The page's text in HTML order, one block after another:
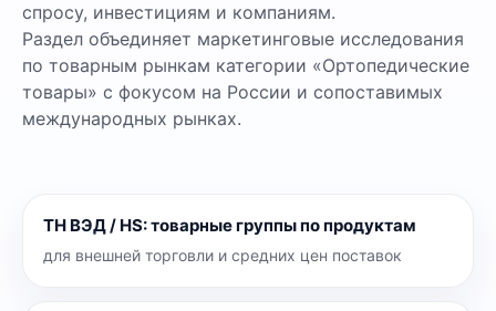
спросу, инвестициям и компаниям.
Раздел объединяет маркетинговые исследования
по товарным рынкам категории «Ортопедические
товары» с фокусом на России и сопоставимых
международных рынках.
ТН ВЭД / HS:товарные группы по продуктам
для внешней торговли и средних цен поставок